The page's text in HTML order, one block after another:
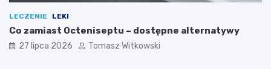
LECZENIE LEKI
Co zamiast Octeniseptu – dostępne alternatywy
27 lipca 2026 Tomasz Witkowski